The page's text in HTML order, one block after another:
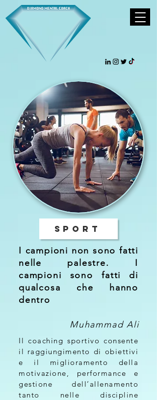
SPORT
I campioni non sono fatti
nelle palestre. I
campioni sono fatti di
qualcosa che hanno
dentro
Muhammad Ali
Il coaching sportivo consente
il raggiungimento di obiettivi
e il miglioramento della
motivazione, performance e
gestione dell’allenamento
tanto nelle discipline